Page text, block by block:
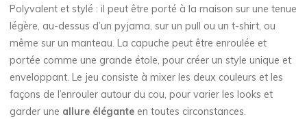
Polyvalent et stylé : il peut être porté à la maison sur une tenue
légère, au-dessus d’un pyjama, sur un pull ou un t-shirt, ou
même sur un manteau. La capuche peut être enroulée et
portée comme une grande étole, pour créer un style unique et
enveloppant. Le jeu consiste à mixer les deux couleurs et les
façons de l’enrouler autour du cou, pour varier les looks et
garder une allure élégante en toutes circonstances.